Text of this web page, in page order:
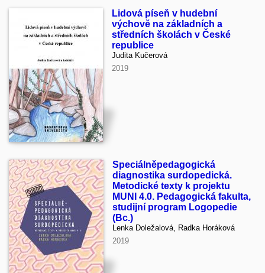
Lidová píseň v hudební
výchově na základních a
středních školách v České
republice
Judita Kučerová
2019
Speciálněpedagogická
diagnostika surdopedická.
Metodické texty k projektu
MUNI 4.0. Pedagogická fakulta,
studijní program Logopedie
(Bc.)
Lenka Doležalová, Radka Horáková
2019